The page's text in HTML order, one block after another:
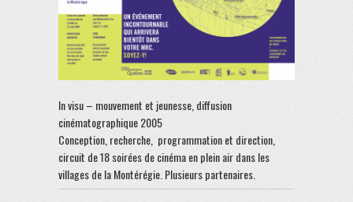
In visu – mouvement et jeunesse, diffusion
cinématographique 2005
Conception, recherche, programmation et direction,
circuit de 18 soirées de cinéma en plein air dans les
villages de la Montérégie. Plusieurs partenaires.